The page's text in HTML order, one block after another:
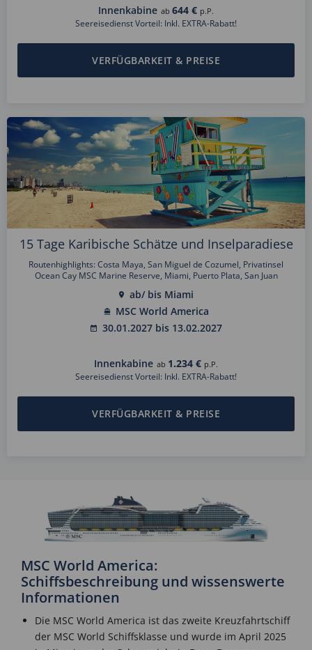
Innenkabine ab 644 € p.P.
Seereisedienst Vorteil: Inkl. EXTRA-Rabatt!
VERFÜGBARKEIT & PREISE
15 Tage Karibische Schätze und Inselparadiese
Routenhighlights: Costa Maya, San Miguel de Cozumel, Privatinsel
Ocean Cay MSC Marine Reserve, Miami, Puerto Plata, San Juan
ab/ bis Miami
MSC World America
30.01.2027 bis 13.02.2027
Innenkabine ab 1.234 € p.P.
Seereisedienst Vorteil: Inkl. EXTRA-Rabatt!
VERFÜGBARKEIT & PREISE
MSC World America:
Schiffsbeschreibung und wissenswerte
Informationen
Die MSC World America ist das zweite Kreuzfahrtschiff
der MSC World Schiffsklasse und wurde im April 2025